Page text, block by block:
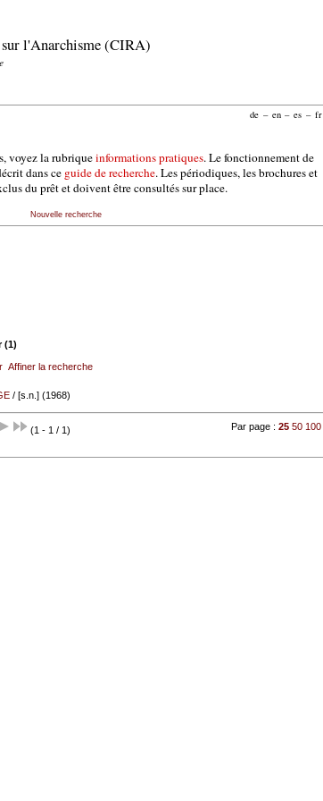
sur l'Anarchisme (CIRA)
de – en – es – fr
voyez la rubriqueinformations pratiques. Le fonctionnement de
dans ce guide de recherche. Les périodiques, les brochures et
du prêt et doivent être consultés sur place.
Nouvelle recherche
(1)
Affiner la recherche
/ [s.n.] (1968)
(1 - 1 / 1) Par page :25 50 100